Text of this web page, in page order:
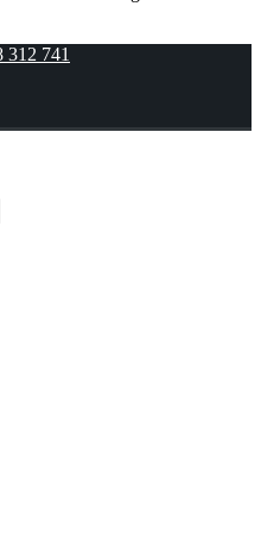
312 741